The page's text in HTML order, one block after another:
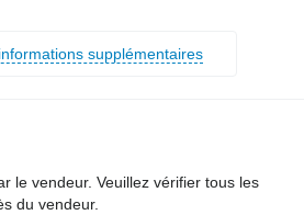
supplémentaires
le vendeur. Veuillez vérifier tous les
du vendeur.